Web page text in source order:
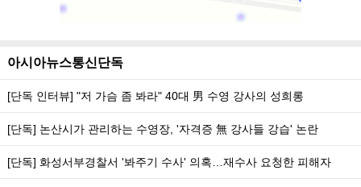
아시아뉴스통신단독
[단독 인터뷰] "저 가슴 좀 봐라" 40대 男 수영 강사의 성희롱
[단독] 논산시가 관리하는 수영장, '자격증 無 강사들 강습' 논란
[단독] 화성서부경찰서 '봐주기 수사' 의혹…재수사 요청한 피해자